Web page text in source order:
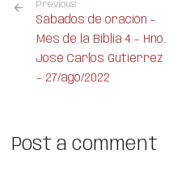
Previous
Sábados de oración –
Mes de la Biblia 4 – Hno.
José Carlos Gutiérrez
– 27/ago/2022
Post a comment